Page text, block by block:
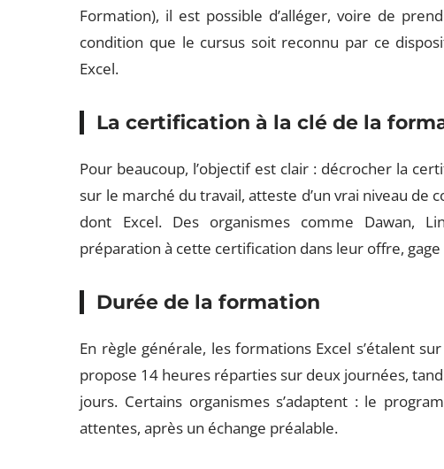
Formation), il est possible d’alléger, voire de
condition que le cursus soit reconnu par ce
Excel.
La certification à la clé de la
Pour beaucoup, l’objectif est clair : décrocher la
sur le marché du travail, atteste d’un vrai niveau de
dont Excel. Des organismes comme Dawan,
préparation à cette certification dans leur offre,
Durée de la formation
En règle générale, les formations Excel s’étalent
propose 14 heures réparties sur deux journées,
jours. Certains organismes s’adaptent : le
attentes, après un échange préalable.